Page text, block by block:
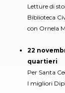
Letture di
Biblioteca
con Ornela
22
quartieri
Per Santa
I migliori